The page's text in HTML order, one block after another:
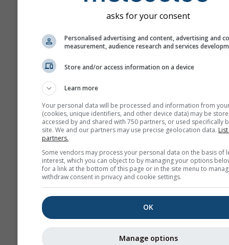
asks for your consent
Personalised advertising and content, advertising and
measurement, audience research and services
Store and/or access information on a device
Learn more
Your personal data will be processed and information from
(cookies, unique identifiers, and other device data) may be
accessed by and shared with 750 partners, or used specifically
site. We and our partners may use precise geolocation data.
partners.
Some vendors may process your personal data on the basis of
interest, which you can object to by managing your options
for a link at the bottom of this page or in the site menu to
withdraw consent in privacy and cookie settings.
OK
Manage options